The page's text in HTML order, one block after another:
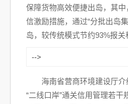
保障货物高效便捷出岛，其
信激励措施，通过“分批出岛
岛，较传统模式节约93%报关
-->
海南省营商环境建设厅
“二线口岸”通关信用管理若干